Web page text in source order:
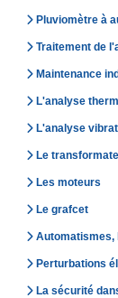
Pluviomètre à
Traitement de
Maintenance
L'analyse
L'analyse
Le
Les moteurs
Le grafcet
Automatismes,
Perturbations
La sécurité